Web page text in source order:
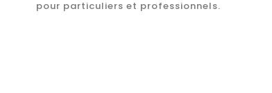
pour particuliers et professionnels.